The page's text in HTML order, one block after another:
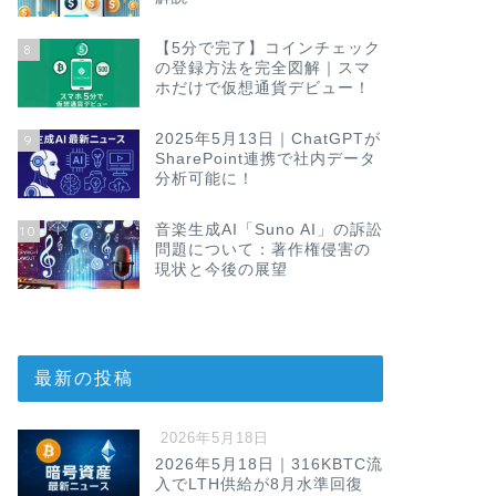
8
【5分で完了】コインチェック
の登録方法を完全図解｜スマ
ホだけで仮想通貨デビュー！
9
2025年5月13日｜ChatGPTが
SharePoint連携で社内データ
分析可能に！
10
音楽生成AI「Suno AI」の訴訟
問題について：著作権侵害の
現状と今後の展望
最新の投稿
2026年5月18日
2026年5月18日｜316KBTC流
入でLTH供給が8月水準回復